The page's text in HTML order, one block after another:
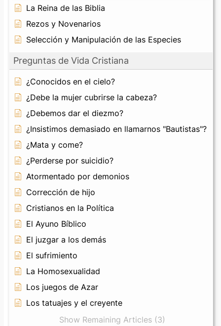
La Reina de las Biblia
Rezos y Novenarios
Selección y Manipulación de las Especies
Preguntas de Vida Cristiana
¿Conocidos en el cielo?
¿Debe la mujer cubrirse la cabeza?
¿Debemos dar el diezmo?
¿Insistimos demasiado en llamarnos "Bautistas"?
¿Mata y come?
¿Perderse por suicidio?
Atormentado por demonios
Corrección de hijo
Cristianos en la Política
El Ayuno Bíblico
El juzgar a los demás
El sufrimiento
La Homosexualidad
Los juegos de Azar
Los tatuajes y el creyente
Show Remaining Articles (3)